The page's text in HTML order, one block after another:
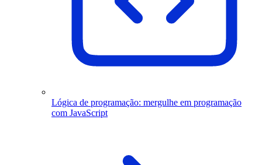
Lógica de programação: mergulhe em programação
com JavaScript